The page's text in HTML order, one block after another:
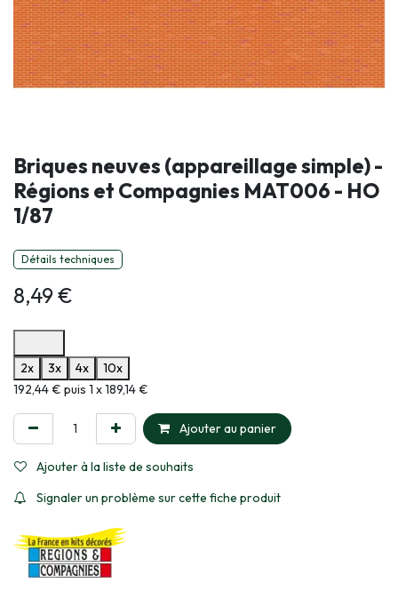
Briques neuves (appareillage simple) -
Régions et Compagnies MAT006 - HO
1/87
Détails techniques
8,49€
2x
3x 4x
10x
Informations sur le plan de paiement sélectionné
192,44 € puis 1 x 189,14 €
Ajouter au panier
Ajouter à la liste de souhaits
Signaler un problème sur cette fiche produit